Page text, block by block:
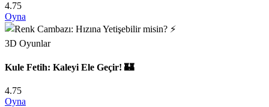
4.75
Oyna
3D Oyunlar
Kule Fetih: Kaleyi Ele Geçir! 🏰
4.75
Oyna